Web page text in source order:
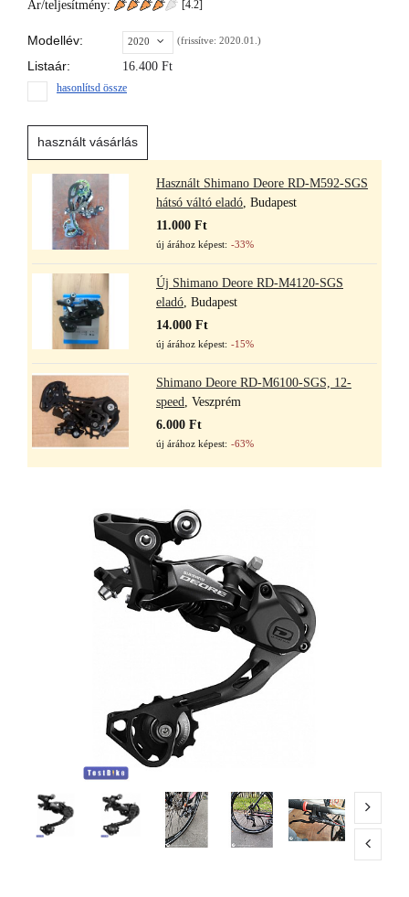
Ár/teljesítmény: [4.2]
Modellév: 2020 (frissítve: 2020.01.)
Listaár: 16.400 Ft
hasonlítsd össze
használt vásárlás
Használt Shimano Deore RD-M592-SGS
hátsó váltó eladó, Budapest
11.000 Ft
új árához képest: -33%
Új Shimano Deore RD-M4120-SGS
eladó, Budapest
14.000 Ft
új árához képest: -15%
Shimano Deore RD-M6100-SGS, 12-
speed, Veszprém
6.000 Ft
új árához képest: -63%